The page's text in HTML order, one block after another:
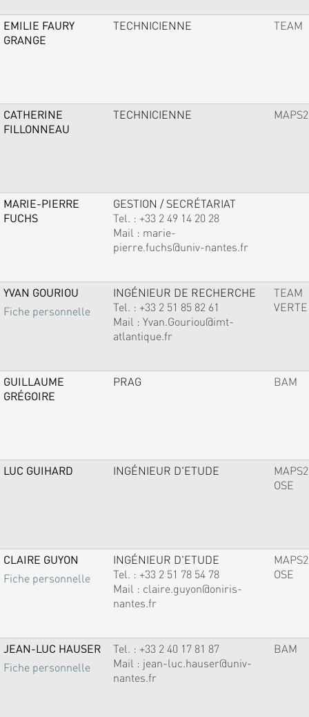
EMILIE FAURY
GRANGE
TECHNICIENNE TEAM
CATHERINE
FILLONNEAU
TECHNICIENNE MAPS2
MARIE-PIERRE
FUCHS
GESTION / SECRÉTARIAT
Tel. : +33 2 49 14 20 28
Mail : marie-
pierre.fuchs@univ-nantes.fr
YVAN GOURIOU
Fiche personnelle
INGÉNIEUR DE RECHERCHE
Tel. : +33 2 51 85 82 61
Mail : Yvan.Gouriou@imt-
atlantique.fr
TEAM
VERTE
GUILLAUME
GRÉGOIRE
PRAG BAM
LUC GUIHARD INGÉNIEUR D'ETUDE
MAPS2
OSE
CLAIRE GUYON
Fiche personnelle
INGÉNIEUR D'ETUDE
Tel. : +33 2 51 78 54 78
Mail : claire.guyon@oniris-
nantes.fr
MAPS2
OSE
JEAN-LUC HAUSER
Fiche personnelle
Tel. : +33 2 40 17 81 87
Mail : jean-luc.hauser@univ-
nantes.fr
BAM